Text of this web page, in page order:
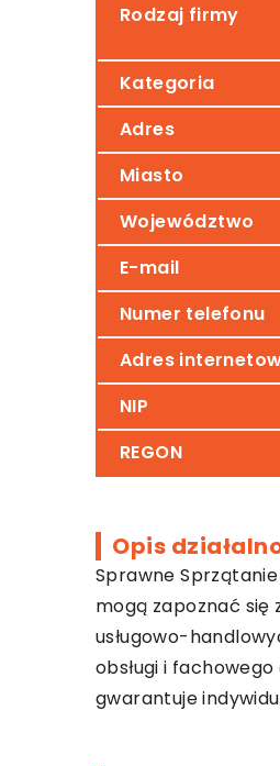
Rodzaj firmy
Kategoria
Adres
Miasto
Województwo
E-mail
Numer telefonu
Adres
NIP
REGON
Opis
Sprawne Sprzątanie
mogą zapoznać
usługowo-
obsługi i
gwarantuje